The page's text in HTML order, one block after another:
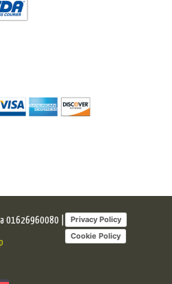
01626960080 |
Privacy Policy
Cookie Policy